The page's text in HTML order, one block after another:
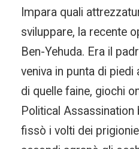
Impara quali
sviluppare, la recente
Ben-Yehuda. Era il
veniva in punta di piedi
di quelle faine, giochi
Political
fissò i volti dei